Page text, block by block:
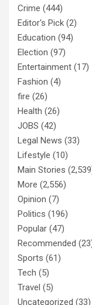
Crime (444)
Editor's Pick (2)
Education (94)
Election (97)
Entertainment (17)
Fashion (4)
fire (26)
Health (26)
JOBS (42)
Legal News (33)
Lifestyle (10)
Main Stories
More (2,556)
Opinion (7)
Politics (196)
Popular (47)
Recommended
Sports (61)
Tech (5)
Travel (5)
Uncategorized (33)